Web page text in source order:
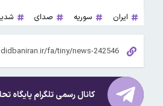
ایران سوریه صدای
کانال رسمی تلگرام پایگاه